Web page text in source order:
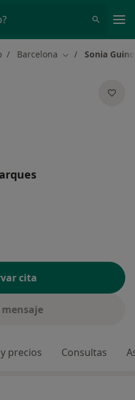
Barcelona Cambiar de
Sonia
cita
precios Consultas